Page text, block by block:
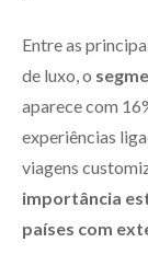
Entre as
de luxo, o
aparece com
experiências
viagens
importância
países com